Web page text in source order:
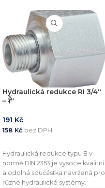
Hydraulická redukce RI 3/4“
– 1“
191 Kč
158 Kč bez DPH
Hydraulická redukce typu B v
normě DIN 2353 je vysoce kvalitní
a odolná součástka navržená pro
různé hydraulické systémy.